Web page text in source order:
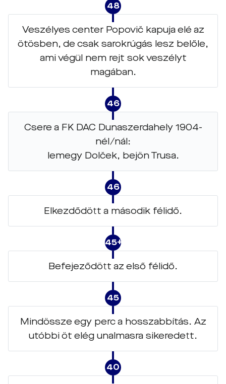
48
Veszélyes center Popovič kapuja elé az
ötösben, de csak sarokrúgás lesz belőle,
ami végül nem rejt sok veszélyt
magában.
46
Csere a FK DAC Dunaszerdahely 1904-
nél/nál:
lemegy Dolček, bejön Trusa.
46
Elkezdődött a második félidő.
45+1
Befejeződött az első félidő.
45
Mindössze egy perc a hosszabbítás. Az
utóbbi öt elég unalmasra sikeredett.
40